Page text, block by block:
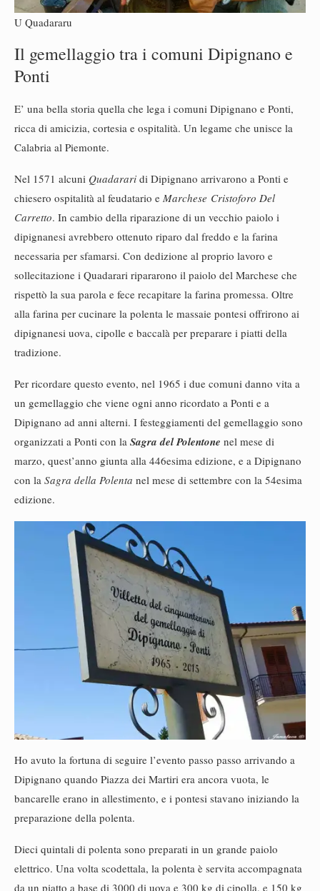
U Quadararu
Il gemellaggio tra i comuni Dipignano e
Ponti
E’ una bella storia quella che lega i comuni Dipignano e Ponti,
ricca di amicizia, cortesia e ospitalità. Un legame che unisce la
Calabria al Piemonte.
Nel 1571 alcuni Quadarari di Dipignano arrivarono a Ponti e
chiesero ospitalità al feudatario e Marchese Cristoforo Del
Carretto. In cambio della riparazione di un vecchio paiolo i
dipignanesi avrebbero ottenuto riparo dal freddo e la farina
necessaria per sfamarsi. Con dedizione al proprio lavoro e
sollecitazione i Quadarari ripararono il paiolo del Marchese che
rispettò la sua parola e fece recapitare la farina promessa. Oltre
alla farina per cucinare la polenta le massaie pontesi offrirono ai
dipignanesi uova, cipolle e baccalà per preparare i piatti della
tradizione.
Per ricordare questo evento, nel 1965 i due comuni danno vita a
un gemellaggio che viene ogni anno ricordato a Ponti e a
Dipignano ad anni alterni. I festeggiamenti del gemellaggio sono
organizzati a Ponti con la Sagra del Polentone nel mese di
marzo, quest’anno giunta alla 446esima edizione, e a Dipignano
con la Sagra della Polenta nel mese di settembre con la 54esima
edizione.
Ho avuto la fortuna di seguire l’evento passo passo arrivando a
Dipignano quando Piazza dei Martiri era ancora vuota, le
bancarelle erano in allestimento, e i pontesi stavano iniziando la
preparazione della polenta.
Dieci quintali di polenta sono preparati in un grande paiolo
elettrico. Una volta scodettala, la polenta è servita accompagnata
da un piatto a base di 3000 di uova e 300 kg di cipolla, e 150 kg